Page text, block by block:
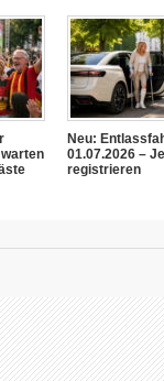
warten
Neu:
01.07.2026 –
registrieren